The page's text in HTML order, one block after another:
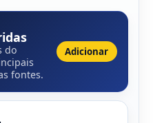
do
fontes.
Adicionar